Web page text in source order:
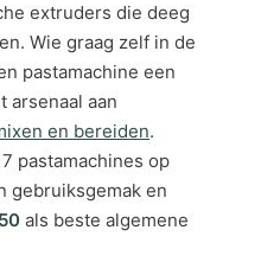
extruders die deeg
Wie graag zelf in de
pastamachine een
arsenaal aan
en bereiden.
pastamachines op
gebruiksgemak en
als beste algemene